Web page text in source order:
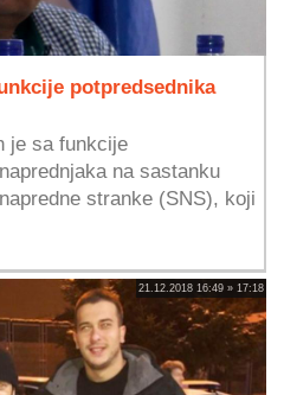
potpredsednika
je sa funkcije
na sastanku
stranke (SNS), koji
21.12.2018 16:49 » 17:18